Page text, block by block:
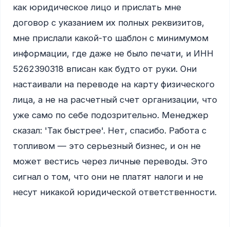
как юридическое лицо и прислать мне
договор с указанием их полных реквизитов,
мне прислали какой-то шаблон с минимумом
информации, где даже не было печати, и ИНН
5262390318 вписан как будто от руки. Они
настаивали на переводе на карту физического
лица, а не на расчетный счет организации, что
уже само по себе подозрительно. Менеджер
сказал: 'Так быстрее'. Нет, спасибо. Работа с
топливом — это серьезный бизнес, и он не
может вестись через личные переводы. Это
сигнал о том, что они не платят налоги и не
несут никакой юридической ответственности.